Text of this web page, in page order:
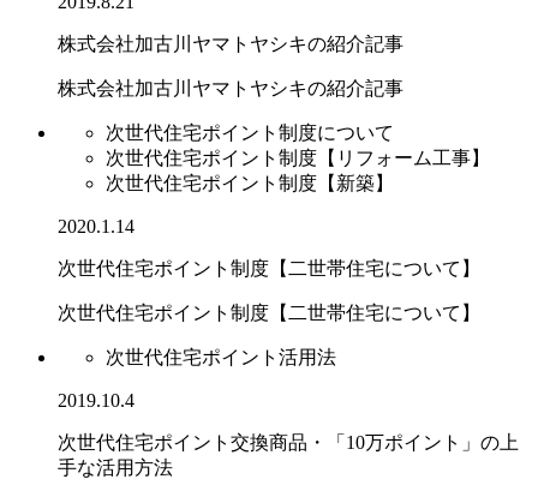
株式会社加古川ヤマトヤシキの紹介記事
株式会社加古川ヤマトヤシキの紹介記事
次世代住宅ポイント制度について
次世代住宅ポイント制度【リフォーム工事】
次世代住宅ポイント制度【新築】
2020.1.14
次世代住宅ポイント制度【二世帯住宅について】
次世代住宅ポイント制度【二世帯住宅について】
次世代住宅ポイント活用法
2019.10.4
次世代住宅ポイント交換商品・「10万ポイント」の上
手な活用方法